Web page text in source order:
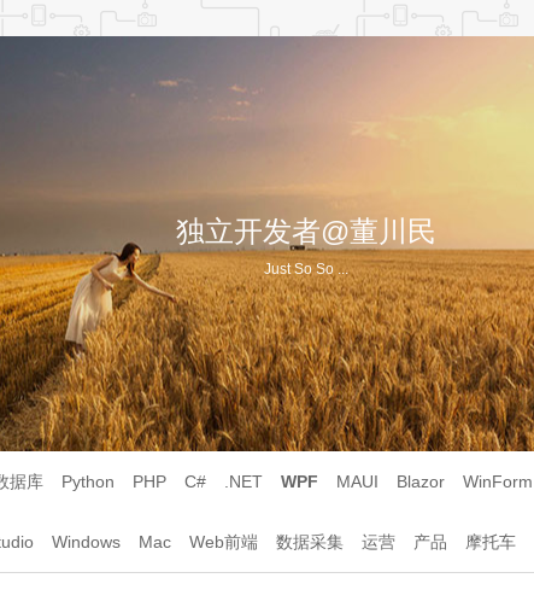
独立开发者@董川民
Just So So ...
据库 Python PHP C# .NET WPF MAUI Blazor WinForm
Windows Mac Web前端 数据采集 运营 产品 摩托车